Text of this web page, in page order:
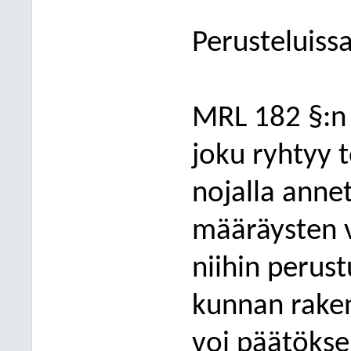
MRL 182
joku ryhtyy
nojalla
määräysten
niihin
kunnan
voi